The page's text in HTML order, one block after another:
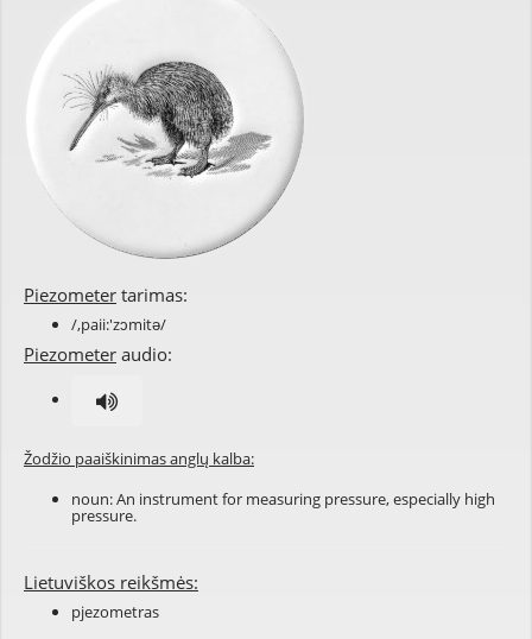
Piezometer tarimas:
/,paii:'zɔmitə/
Piezometer audio:
Žodžio paaiškinimas anglų kalba:
noun: An instrument for measuring pressure, especially high
pressure.
Lietuviškos reikšmės:
pjezometras